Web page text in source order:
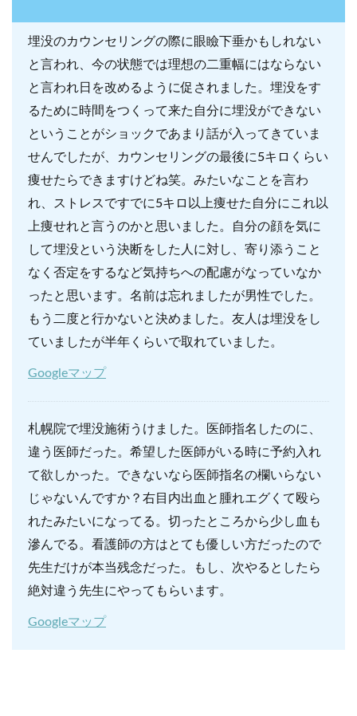
埋没のカウンセリングの際に眼瞼下垂かもしれない
と言われ、今の状態では理想の二重幅にはならない
と言われ日を改めるように促されました。埋没をす
るために時間をつくって来た自分に埋没ができない
ということがショックであまり話が入ってきていま
せんでしたが、カウンセリングの最後に5キロくらい
痩せたらできますけどね笑。みたいなことを言わ
れ、ストレスですでに5キロ以上痩せた自分にこれ以
上痩せれと言うのかと思いました。自分の顔を気に
して埋没という決断をした人に対し、寄り添うこと
なく否定をするなど気持ちへの配慮がなっていなか
ったと思います。名前は忘れましたが男性でした。
もう二度と行かないと決めました。友人は埋没をし
ていましたが半年くらいで取れていました。
Googleマップ
札幌院で埋没施術うけました。医師指名したのに、
違う医師だった。希望した医師がいる時に予約入れ
て欲しかった。できないなら医師指名の欄いらない
じゃないんですか？右目内出血と腫れエグくて殴ら
れたみたいになってる。切ったところから少し血も
滲んでる。看護師の方はとても優しい方だったので
先生だけが本当残念だった。もし、次やるとしたら
絶対違う先生にやってもらいます。
Googleマップ